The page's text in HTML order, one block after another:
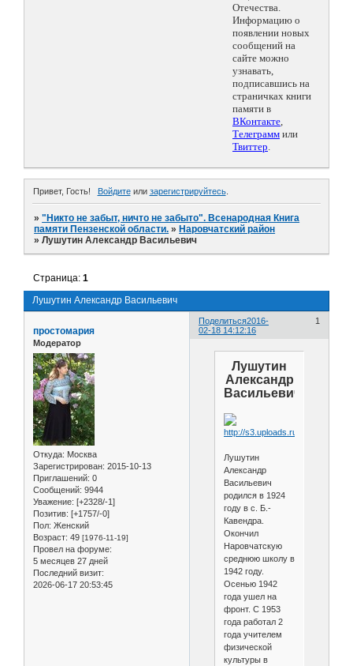
Отечества.
Информацию о
появлении новых
сообщений на
сайте можно
узнавать,
подписавшись на
страничках книги
памяти в
ВКонтакте,
Телеграмм или
Твиттер.
Привет, Гость! Войдитеили зарегистрируйтесь.
»"Никто не забыт, ничто не забыто". Всенародная Книга
памяти Пензенской области. » Наровчатский район
»Лушутин Александр Васильевич
Лушутин Александр Васильевич
Страница:1
Поделиться 1
2016-
02-18 14:12:16
простомария
Модератор
Откуда: Москва
Зарегистрирован: 2015-10-13
Приглашений: 0
Сообщений: 9944
Уважение: [+2328/-1]
Позитив: [+1757/-0]
Пол: Женский
Возраст: 49 [1976-11-19]
Провел на форуме:
5 месяцев 27 дней
Последний визит:
2026-06-17 20:53:45
Лушутин
Александр
Васильевич
Лушутин
Александр
Васильевич
родился в 1924
году в с. Б.-
Кавендра.
Окончил
Наровчатскую
среднюю школу в
1942 году.
Осенью 1942
года ушел на
фронт. С 1953
года работал 2
года учителем
физической
культуры в